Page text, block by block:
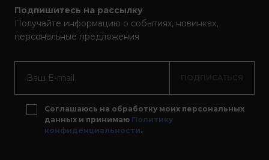
Подпишитесь на рассылку
Получайте информацию о событиях, новинках,
персональные предложения
Соглашаюсь на обработку моих персональных
данных и принимаю Политику
конфиденциальности.